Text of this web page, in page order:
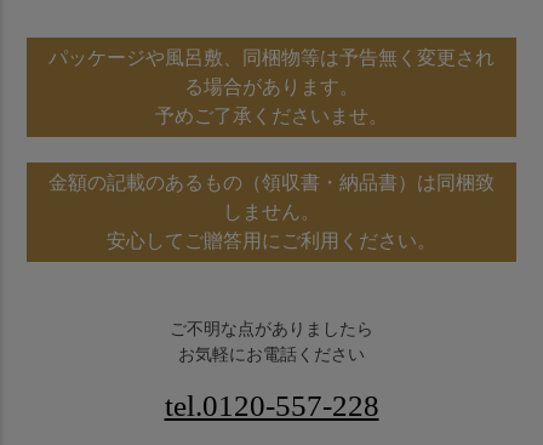
パッケージや風呂敷、同梱物等は予告無く変更され
る場合があります。
予めご了承くださいませ。
金額の記載のあるもの（領収書・納品書）は同梱致
しません。
安心してご贈答用にご利用ください。
ご不明な点がありましたら
お気軽にお電話ください
tel.0120-557-228